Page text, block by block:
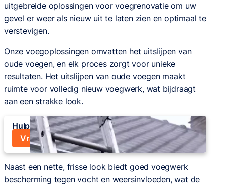
uitgebreide oplossingen voor voegrenovatie om uw
gevel er weer als nieuw uit te laten zien en optimaal te
verstevigen.
Onze voegoplossingen omvatten het uitslijpen van
oude voegen, en elk proces zorgt voor unieke
resultaten. Het uitslijpen van oude voegen maakt
ruimte voor volledig nieuw voegwerk, wat bijdraagt
aan een strakke look.
Hulp nodig bij uw gevel?
Vraag een offerte op maat aan
Naast een nette, frisse look biedt goed voegwerk
bescherming tegen vocht en weersinvloeden, wat de